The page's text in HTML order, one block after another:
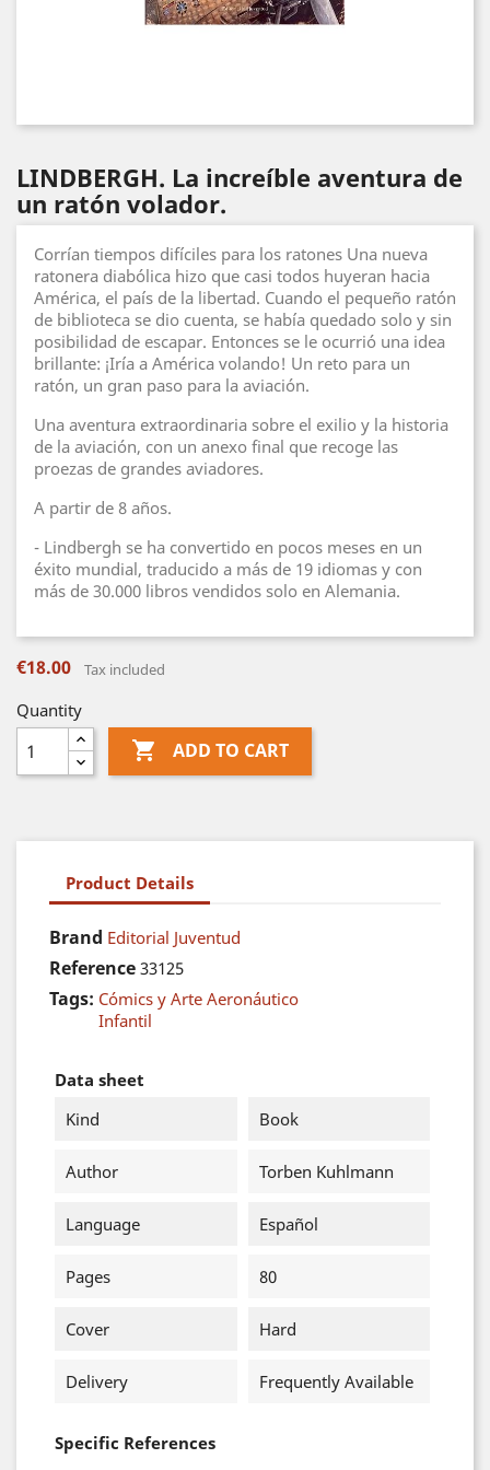
LINDBERGH. La increíble aventura de
un ratón volador.
Corrían tiempos difíciles para los ratones Una nueva
ratonera diabólica hizo que casi todos huyeran hacia
América, el país de la libertad. Cuando el pequeño ratón
de biblioteca se dio cuenta, se había quedado solo y sin
posibilidad de escapar. Entonces se le ocurrió una idea
brillante: ¡Iría a América volando! Un reto para un
ratón, un gran paso para la aviación.
Una aventura extraordinaria sobre el exilio y la historia
de la aviación, con un anexo final que recoge las
proezas de grandes aviadores.
A partir de 8 años.
- Lindbergh se ha convertido en pocos meses en un
éxito mundial, traducido a más de 19 idiomas y con
más de 30.000 libros vendidos solo en Alemania.
€18.00 Tax included
Quantity
 ADD TO CART
Product Details
Brand Editorial Juventud
Reference 33125
Tags: Cómics y Arte Aeronáutico
Infantil
Data sheet
Kind
Book
Author Torben Kuhlmann
Language Español
Pages 80
Cover Hard
Delivery Frequently Available
Specific References